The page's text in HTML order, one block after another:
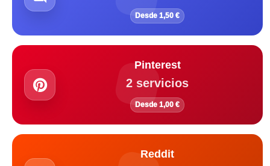
Desde 1,50 €
Pinterest
2 servicios
Desde 1,00 €
Reddit